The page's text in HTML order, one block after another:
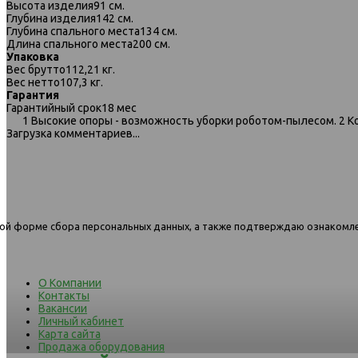
597 угловой диван-кровать
1.5ек-1.5пф 1438 бежевый
597 угловой диван-
1.5ек-1.5пф 1439 светло-
Высота изделия91 см.
Глубина изделия142 см.
Глубина спального места134 см.
Длина спального места200 см.
Упаковка
Вес брутто112,21 кг.
Вес нетто107,3 кг.
Гарантия
Гарантийный срок18 мес
1 Высокие опоры - возможность уборки роботом-пылесом. 2
Загрузка комментариев...
форме сбора персональных данных, а также подтверждаю
О Компании
Контакты
Вакансии
Личный кабинет
Карта сайта
Продажа оборудования